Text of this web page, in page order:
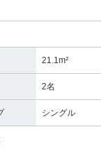
21.1m²
2名
シングル